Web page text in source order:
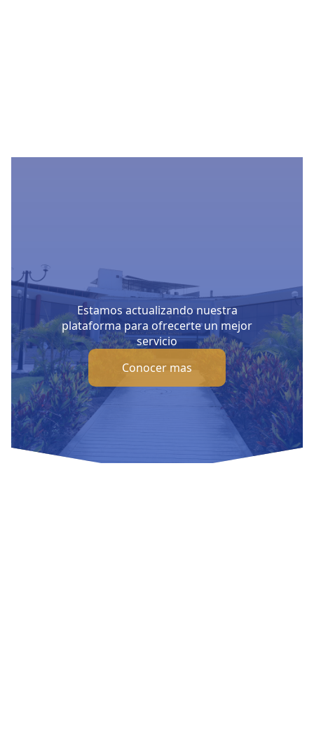
Estamos actualizando nuestra
plataforma para ofrecerte un mejor
servicio
Conocer mas